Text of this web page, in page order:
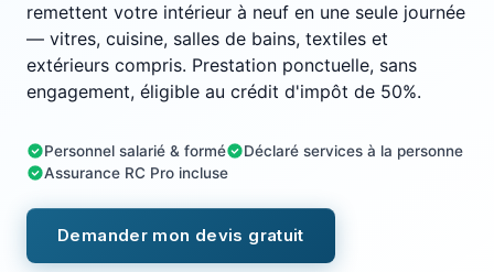
remettent votre intérieur à neuf en une seule journée
— vitres, cuisine, salles de bains, textiles et
extérieurs compris. Prestation ponctuelle, sans
engagement, éligible au crédit d'impôt de 50%.
Personnel salarié & formé
Déclaré services à la personne
Assurance RC Pro incluse
Demander mon devis gratuit